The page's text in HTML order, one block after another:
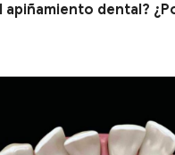
apiñamiento dental?